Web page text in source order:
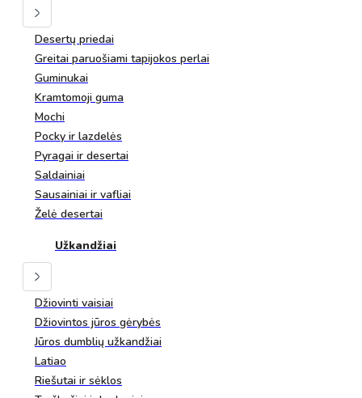
Desertų priedai
Greitai paruošiami tapijokos perlai
Guminukai
Kramtomoji guma
Mochi
Pocky ir lazdelės
Pyragai ir desertai
Saldainiai
Sausainiai ir vafliai
Želė desertai
Užkandžiai
Džiovinti vaisiai
Džiovintos jūros gėrybės
Jūros dumblių užkandžiai
Latiao
Riešutai ir sėklos